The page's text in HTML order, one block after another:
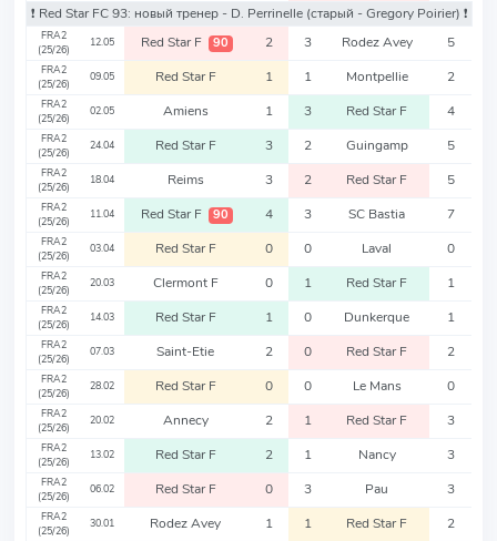
❗️ Red Star FC 93: новый тренер - D. Perrinelle (старый - Gregory Poirier) ❗️
FRA2
(25/26)
12.05 Red Star F 90 2 3 Rodez Avey 5
FRA2
(25/26)
09.05 Red Star F 1 1 Montpellie 2
FRA2
(25/26)
02.05 Amiens 1 3 Red Star F 4
FRA2
(25/26)
24.04 Red Star F 3 2 Guingamp 5
FRA2
(25/26)
18.04 Reims 3 2 Red Star F 5
FRA2
(25/26)
11.04 Red Star F 90 4 3 SC Bastia 7
FRA2
(25/26)
03.04 Red Star F 0 0 Laval 0
FRA2
(25/26)
20.03 Clermont F 0 1 Red Star F 1
FRA2
(25/26)
14.03 Red Star F 1 0 Dunkerque 1
FRA2
(25/26)
07.03 Saint-Etie 2 0 Red Star F 2
FRA2
(25/26)
28.02 Red Star F 0 0 Le Mans 0
FRA2
(25/26)
20.02 Annecy 2 1 Red Star F 3
FRA2
(25/26)
13.02 Red Star F 2 1 Nancy 3
FRA2
(25/26)
06.02 Red Star F 0 3 Pau 3
FRA2
(25/26)
30.01 Rodez Avey 1 1 Red Star F 2